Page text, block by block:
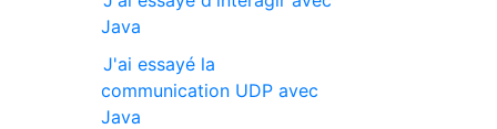
Java
J'ai essayé la
communication UDP avec
Java